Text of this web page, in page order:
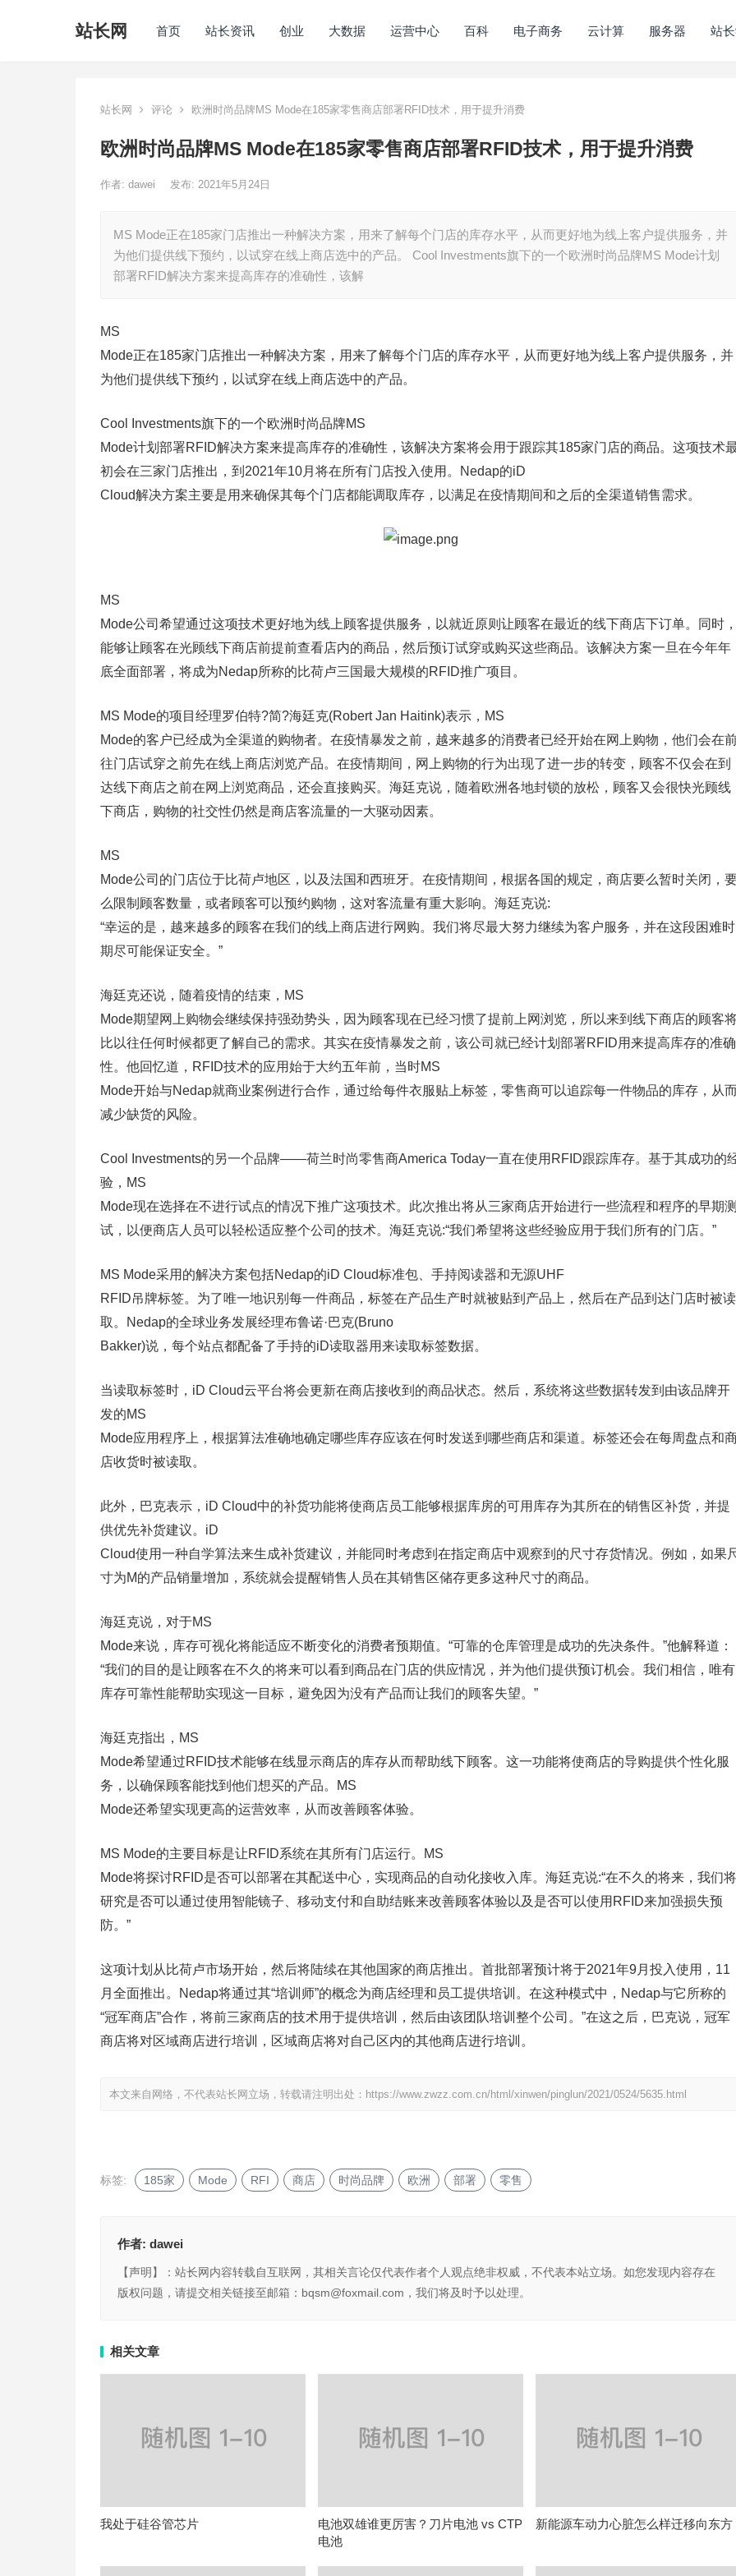
站长网 首页 站长资讯 创业 大数据 运营中心 百科 电子商务 云计算 服务器 站
站长网 评论 欧洲时尚品牌MS Mode在185家零售商店部署RFID技术，用于提升消费
欧洲时尚品牌MS Mode在185家零售商店部署RFID技术，用于提升消费
作者: dawei 发布: 2021年5月24日
MS Mode正在185家门店推出一种解决方案，用来了解每个门店的库存水平，从而更好地为线上客户提供服务，并
为他们提供线下预约，以试穿在线上商店选中的产品。 Cool Investments旗下的一个欧洲时尚品牌MS Mode计划
部署RFID解决方案来提高库存的准确性，该解
MS
Mode正在185家门店推出一种解决方案，用来了解每个门店的库存水平，从而更好地为线上客户提供服务，并
为他们提供线下预约，以试穿在线上商店选中的产品。
Cool Investments旗下的一个欧洲时尚品牌MS
Mode计划部署RFID解决方案来提高库存的准确性，该解决方案将会用于跟踪其185家门店的商品。这项技术
初会在三家门店推出，到2021年10月将在所有门店投入使用。Nedap的iD
Cloud解决方案主要是用来确保其每个门店都能调取库存，以满足在疫情期间和之后的全渠道销售需求。
MS
Mode公司希望通过这项技术更好地为线上顾客提供服务，以就近原则让顾客在最近的线下商店下订单。同时
能够让顾客在光顾线下商店前提前查看店内的商品，然后预订试穿或购买这些商品。该解决方案一旦在今年年
底全面部署，将成为Nedap所称的比荷卢三国最大规模的RFID推广项目。
MS Mode的项目经理罗伯特?简?海廷克(Robert Jan Haitink)表示，MS
Mode的客户已经成为全渠道的购物者。在疫情暴发之前，越来越多的消费者已经开始在网上购物，他们会在
往门店试穿之前先在线上商店浏览产品。在疫情期间，网上购物的行为出现了进一步的转变，顾客不仅会在到
达线下商店之前在网上浏览商品，还会直接购买。海廷克说，随着欧洲各地封锁的放松，顾客又会很快光顾线
下商店，购物的社交性仍然是商店客流量的一大驱动因素。
MS
Mode公司的门店位于比荷卢地区，以及法国和西班牙。在疫情期间，根据各国的规定，商店要么暂时关闭，
么限制顾客数量，或者顾客可以预约购物，这对客流量有重大影响。海廷克说:
“幸运的是，越来越多的顾客在我们的线上商店进行网购。我们将尽最大努力继续为客户服务，并在这段困难时
期尽可能保证安全。”
海廷克还说，随着疫情的结束，MS
Mode期望网上购物会继续保持强劲势头，因为顾客现在已经习惯了提前上网浏览，所以来到线下商店的顾客
比以往任何时候都更了解自己的需求。其实在疫情暴发之前，该公司就已经计划部署RFID用来提高库存的准确
性。他回忆道，RFID技术的应用始于大约五年前，当时MS
Mode开始与Nedap就商业案例进行合作，通过给每件衣服贴上标签，零售商可以追踪每一件物品的库存，从
减少缺货的风险。
Cool Investments的另一个品牌——荷兰时尚零售商America Today一直在使用RFID跟踪库存。基于其成功的
验，MS
Mode现在选择在不进行试点的情况下推广这项技术。此次推出将从三家商店开始进行一些流程和程序的早期
试，以便商店人员可以轻松适应整个公司的技术。海廷克说:“我们希望将这些经验应用于我们所有的门店。”
MS Mode采用的解决方案包括Nedap的iD Cloud标准包、手持阅读器和无源UHF
RFID吊牌标签。为了唯一地识别每一件商品，标签在产品生产时就被贴到产品上，然后在产品到达门店时被读
取。Nedap的全球业务发展经理布鲁诺·巴克(Bruno
Bakker)说，每个站点都配备了手持的iD读取器用来读取标签数据。
当读取标签时，iD Cloud云平台将会更新在商店接收到的商品状态。然后，系统将这些数据转发到由该品牌开
发的MS
Mode应用程序上，根据算法准确地确定哪些库存应该在何时发送到哪些商店和渠道。标签还会在每周盘点和
店收货时被读取。
此外，巴克表示，iD Cloud中的补货功能将使商店员工能够根据库房的可用库存为其所在的销售区补货，并提
供优先补货建议。iD
Cloud使用一种自学算法来生成补货建议，并能同时考虑到在指定商店中观察到的尺寸存货情况。例如，如果
寸为M的产品销量增加，系统就会提醒销售人员在其销售区储存更多这种尺寸的商品。
海廷克说，对于MS
Mode来说，库存可视化将能适应不断变化的消费者预期值。“可靠的仓库管理是成功的先决条件。”他解释道：
“我们的目的是让顾客在不久的将来可以看到商品在门店的供应情况，并为他们提供预订机会。我们相信，唯有
库存可靠性能帮助实现这一目标，避免因为没有产品而让我们的顾客失望。”
海廷克指出，MS
Mode希望通过RFID技术能够在线显示商店的库存从而帮助线下顾客。这一功能将使商店的导购提供个性化服
务，以确保顾客能找到他们想买的产品。MS
Mode还希望实现更高的运营效率，从而改善顾客体验。
MS Mode的主要目标是让RFID系统在其所有门店运行。MS
Mode将探讨RFID是否可以部署在其配送中心，实现商品的自动化接收入库。海廷克说:“在不久的将来，我们将
研究是否可以通过使用智能镜子、移动支付和自助结账来改善顾客体验以及是否可以使用RFID来加强损失预
防。”
这项计划从比荷卢市场开始，然后将陆续在其他国家的商店推出。首批部署预计将于2021年9月投入使用，11
月全面推出。Nedap将通过其“培训师”的概念为商店经理和员工提供培训。在这种模式中，Nedap与它所称的
“冠军商店”合作，将前三家商店的技术用于提供培训，然后由该团队培训整个公司。”在这之后，巴克说，冠军
商店将对区域商店进行培训，区域商店将对自己区内的其他商店进行培训。
本文来自网络，不代表站长网立场，转载请注明出处： https://www.zwzz.com.cn/html/xinwen/pinglun/2021/0524/5635.html
标签: 185家 Mode RFI 商店 时尚品牌 欧洲 部署 零售
作者: dawei
【声明】：站长网内容转载自互联网，其相关言论仅代表作者个人观点绝非权威，不代表本站立场。如您发现内容存在
版权问题，请提交相关链接至邮箱：bqsm@foxmail.com，我们将及时予以处理。
相关文章
我处于硅谷管芯片
电池双雄谁更厉害？刀片电池 vs CTP
电池
新能源车动力心脏怎么样迁移向东方